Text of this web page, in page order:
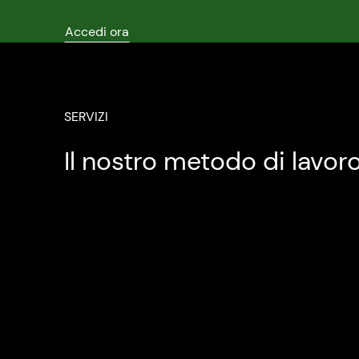
Accedi ora
SERVIZI
Il nostro metodo di